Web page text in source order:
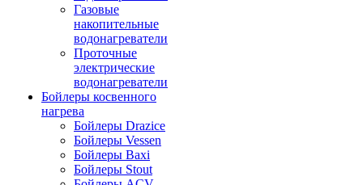
Газовые
накопительные
водонагреватели
Проточные
электрические
водонагреватели
Бойлеры косвенного
нагрева
Бойлеры Drazice
Бойлеры Vessen
Бойлеры Baxi
Бойлеры Stout